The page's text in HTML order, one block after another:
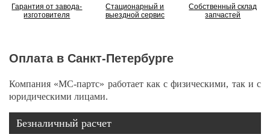
Гарантия от завода-
изготовителя
Стационарный и
выездной сервис
Собственный склад
запчастей
Оплата в Санкт-Петербурге
Компания «МС-партс» работает как с физическими, так и с
юридическими лицами.
Безналичный расчет